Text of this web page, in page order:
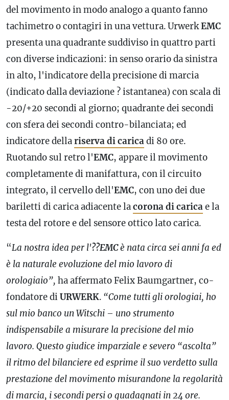
del movimento in modo analogo a quanto fanno
tachimetro o contagiri in una vettura. UrwerkEMC
presenta una quadrante suddiviso in quattro parti
con diverse indicazioni: in senso orario da sinistra
in alto, l'indicatore della precisione di marcia
(indicato dalla deviazione ? istantanea) con scala di
-20/+20 secondi al giorno; quadrante dei secondi
con sfera dei secondi contro-bilanciata; ed
indicatore dellariserva di caricadi 80 ore.
Ruotando sul retro l'EMC, appare il movimento
completamente di manifattura, con il circuito
integrato, il cervello dell'EMC, con uno dei due
bariletti di carica adiacente lacorona di caricae la
testa del rotore e del sensore ottico lato carica.
“La nostra idea per l'??EMCè nata circa sei anni fa ed
è la naturale evoluzione del mio lavoro di
orologiaio”, ha affermato Felix Baumgartner, co-
fondatore diURWERK. “Come tutti gli orologiai, ho
sul mio banco un Witschi – uno strumento
indispensabile a misurare la precisione del mio
lavoro. Questo giudice imparziale e severo “ascolta”
il ritmo del bilanciere ed esprime il suo verdetto sulla
prestazione del movimento misurandone la regolarità
di marcia, i secondi persi o guadagnati in 24 ore.